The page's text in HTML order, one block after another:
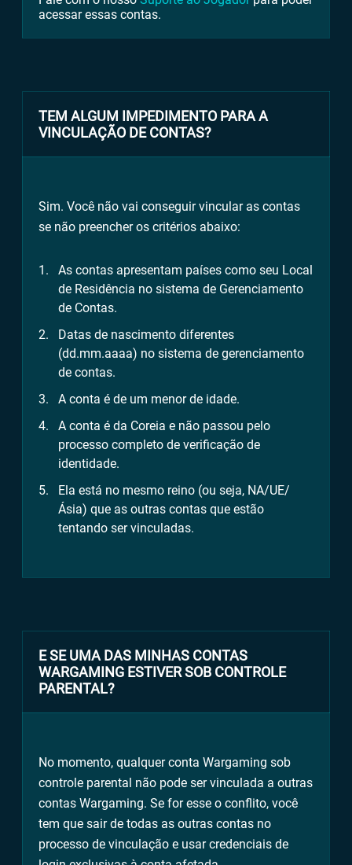
acessar essas contas.
TEM ALGUM IMPEDIMENTO PARA A
VINCULAÇÃO DE CONTAS?
Sim. Você não vai conseguir vincular as contas
se não preencher os critérios abaixo:
As contas apresentam países como seu Local
de Residência no sistema de Gerenciamento
de Contas.
Datas de nascimento diferentes
(dd.mm.aaaa) no sistema de gerenciamento
de contas.
A conta é de um menor de idade.
A conta é da Coreia e não passou pelo
processo completo de verificação de
identidade.
Ela está no mesmo reino (ou seja, NA/UE/
Ásia) que as outras contas que estão
tentando ser vinculadas.
E SE UMA DAS MINHAS CONTAS
WARGAMING ESTIVER SOB CONTROLE
PARENTAL?
No momento, qualquer conta Wargaming sob
controle parental não pode ser vinculada a outras
contas Wargaming. Se for esse o conflito, você
tem que sair de todas as outras contas no
processo de vinculação e usar credenciais de